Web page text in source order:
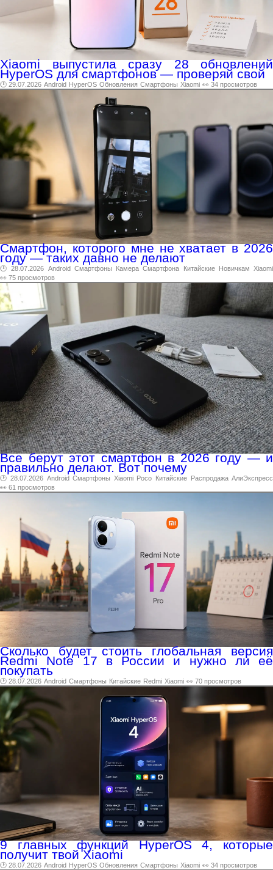
Xiaomi выпустила сразу 28 обновлений
HyperOS для смартфонов — проверяй свой
🕑 29.07.2026 Android HyperOS Обновления Смартфоны Xiaomi 👀 34 просмотров
Смартфон, которого мне не хватает в 2026
году — таких давно не делают
🕑 28.07.2026 Android Смартфоны Камера Смартфона Китайские Новичкам Xiaomi
👀 75 просмотров
Все берут этот смартфон в 2026 году — и
правильно делают. Вот почему
🕑 28.07.2026 Android Смартфоны Xiaomi Poco Китайские Распродажа АлиЭкспресс
👀 61 просмотров
Сколько будет стоить глобальная версия
Redmi Note 17 в России и нужно ли её
покупать
🕑 28.07.2026 Android Смартфоны Китайские Redmi Xiaomi 👀 70 просмотров
9 главных функций HyperOS 4, которые
получит твой Xiaomi
🕑 28.07.2026 Android HyperOS Обновления Смартфоны Xiaomi 👀 34 просмотров